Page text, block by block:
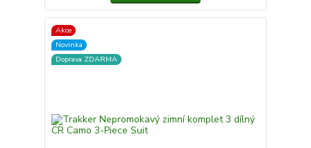
Akce
Novinka
Doprava ZDARMA